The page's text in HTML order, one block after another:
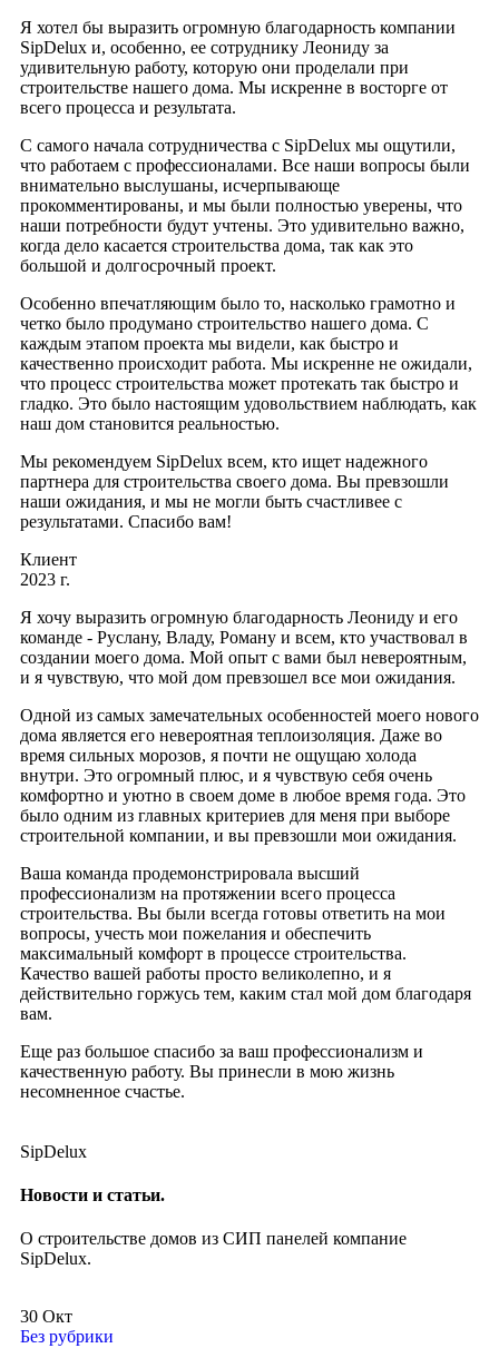
Я хотел бы выразить огромную благодарность компании
SipDelux и, особенно, ее сотруднику Леониду за
удивительную работу, которую они проделали при
строительстве нашего дома. Мы искренне в восторге от
всего процесса и результата.
С самого начала сотрудничества с SipDelux мы ощутили,
что работаем с профессионалами. Все наши вопросы были
внимательно выслушаны, исчерпывающе
прокомментированы, и мы были полностью уверены, что
наши потребности будут учтены. Это удивительно важно,
когда дело касается строительства дома, так как это
большой и долгосрочный проект.
Особенно впечатляющим было то, насколько грамотно и
четко было продумано строительство нашего дома. С
каждым этапом проекта мы видели, как быстро и
качественно происходит работа. Мы искренне не ожидали,
что процесс строительства может протекать так быстро и
гладко. Это было настоящим удовольствием наблюдать, как
наш дом становится реальностью.
Мы рекомендуем SipDelux всем, кто ищет надежного
партнера для строительства своего дома. Вы превзошли
наши ожидания, и мы не могли быть счастливее с
результатами. Спасибо вам!
Клиент
2023 г.
Я хочу выразить огромную благодарность Леониду и его
команде - Руслану, Владу, Роману и всем, кто участвовал в
создании моего дома. Мой опыт с вами был невероятным,
и я чувствую, что мой дом превзошел все мои ожидания.
Одной из самых замечательных особенностей моего нового
дома является его невероятная теплоизоляция. Даже во
время сильных морозов, я почти не ощущаю холода
внутри. Это огромный плюс, и я чувствую себя очень
комфортно и уютно в своем доме в любое время года. Это
было одним из главных критериев для меня при выборе
строительной компании, и вы превзошли мои ожидания.
Ваша команда продемонстрировала высший
профессионализм на протяжении всего процесса
строительства. Вы были всегда готовы ответить на мои
вопросы, учесть мои пожелания и обеспечить
максимальный комфорт в процессе строительства.
Качество вашей работы просто великолепно, и я
действительно горжусь тем, каким стал мой дом благодаря
вам.
Еще раз большое спасибо за ваш профессионализм и
качественную работу. Вы принесли в мою жизнь
несомненное счастье.
SipDelux
Новости и статьи.
О строительстве домов из СИП панелей компание
SipDelux.
30 Окт
Без рубрики